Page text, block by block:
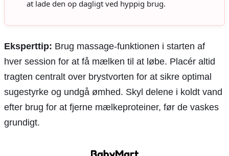
at lade den op dagligt ved hyppig brug.
Eksperttip: Brug massage-funktionen i starten af
hver session for at få mælken til at løbe. Placér altid
tragten centralt over brystvorten for at sikre optimal
sugestyrke og undgå ømhed. Skyl delene i koldt vand
efter brug for at fjerne mælkeproteiner, før de vaskes
grundigt.